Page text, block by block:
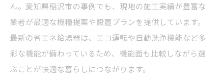
ん。愛知県稲沢市の事例でも、現地の施工実績が豊富な
業者が最適な機種提案や設置プランを提供しています。
最新の省エネ給湯器は、エコ運転や自動洗浄機能など多
彩な機能が備わっているため、機能面も比較しながら選
ぶことが快適な暮らしにつながります。